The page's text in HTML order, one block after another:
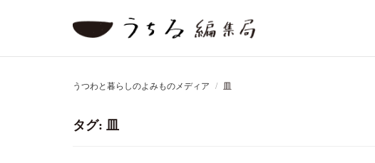
うつわと暮らしのよみものメディア 皿
タグ: 皿